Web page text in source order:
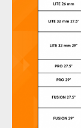
FUSIONTubeless